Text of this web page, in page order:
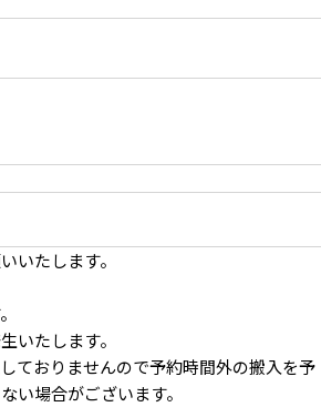
3F ホワイトのカーペットが落ち着いた雰囲気
いたします。
いたします。
ておりませんので予約時間外の搬入を予
い場合がございます。